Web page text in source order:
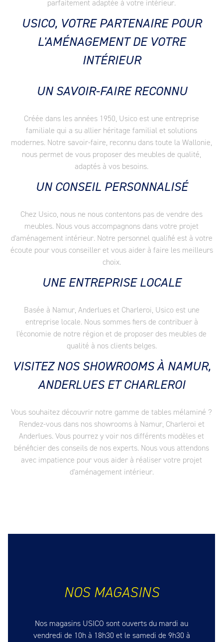
parfaitement adaptée à votre intérieur.
USICO, VOTRE PARTENAIRE POUR
L'AMÉNAGEMENT DE VOTRE
INTÉRIEUR
UN SAVOIR-FAIRE RECONNU
Créée dans les années 1950, Usico est une entreprise
familiale qui a su allier héritage familial et solutions
modernes. Notre savoir-faire, reconnu dans toute la Wallonie,
nous permet de vous proposer des meubles de qualité,
adaptés à vos besoins.
UN CONSEIL PERSONNALISÉ
Chez Usico, nous ne nous contentons pas de vendre des
meubles. Nous vous accompagnons dans votre projet
d'aménagement intérieur. Notre personnel qualifié est à votre
écoute pour vous conseiller et vous aider à faire les meilleurs
choix.
UNE ENTREPRISE LOCALE
Basée à Namur, Anderlues et Charleroi, Usico est une
entreprise locale. Nous sommes fiers de contribuer à
l'économie de notre région et de proposer des meubles de
qualité à nos clients belges.
VISITEZ NOS SHOWROOMS À NAMUR,
ANDERLUES ET CHARLEROI
Vous souhaitez découvrir notre gamme de tables mélaminé ?
Rendez-vous dans nos showrooms à Namur, Charleroi et
Anderlues. Vous pourrez y voir nos différents modèles et
bénéficier des conseils de nos experts. Nous vous attendons
avec impatience pour vous aider à réaliser votre projet
d'aménagement intérieur.
NOS MAGASINS
Nos magasins USICO sont ouverts du mardi au
vendredi de 10h à 18h30 et le samedi de 9h30 à